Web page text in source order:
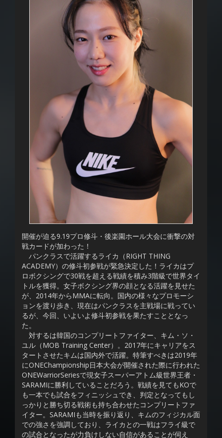
開催が迫る9.19プロ修斗・後楽園ホール大会に衝撃の対
戦カードが加わった！
パンクラスで活躍するライカ（RIGHT THING
ACADEMY）の修斗初参戦が緊急決定した！ライカはプ
ロボクシングで30戦を超える戦績を積み3階級で世界タイ
トルを獲得。女子ボクシング界の顔となる活躍を見せた
が、2014年からMMAに転向。国内の様々なプロモーシ
ョンを渡り歩き、現在はパンクラスを主戦場に戦ってい
るが、今回、いよいよ修斗初参戦を果たすこととなっ
た。
対するは韓国のコンプリートファイター、キム・ソ・
ユル（MOB Training Center）。2017年にキャリアをス
タートさせたキムは国内外で活躍。特筆すべきは2019年
にONEChampionship日本大会が開催された際に行われた
ONEWarriorSeriesで現女子スーパーアトム級世界王者・
SARAMIに勝利していることだろう。戦績を見てもKOで
も一本でも試合をフィニッシュでき、判定となってもし
っかりと勝ち切る戦術も持ち合わせたコンプリートファ
イター。SARAMIも当時を振り返り、キムのフィジカル面
での強さを強調しており、ライカとの一戦はフライ級で
の試合となったが力負けしない自信があることが伺え